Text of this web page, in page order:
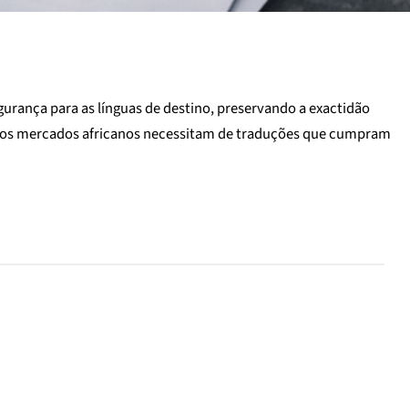
para as línguas de destino, preservando a exactidão
mercados africanos necessitam de traduções que cumpram